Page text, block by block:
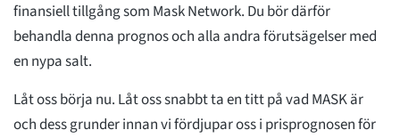
finansiell tillgång som Mask Network. Du bör därför
behandla denna prognos och alla andra förutsägelser med
en nypa salt.
Låt oss börja nu. Låt oss snabbt ta en titt på vad MASK är
och dess grunder innan vi fördjupar oss i prisprognosen för